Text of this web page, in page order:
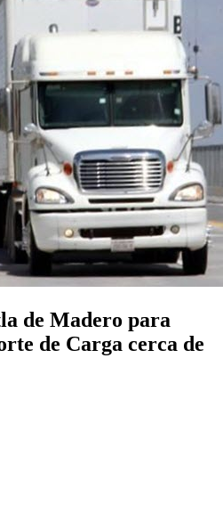
de Madero para
de Carga cerca de